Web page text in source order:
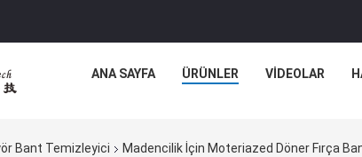
ANA SAYFA ÜRÜNLER VİDEOLAR
Bant Temizleyici Madencilik İçin Moteriazed Döner Fırça